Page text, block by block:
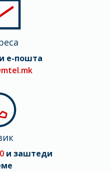
е-пошта
и заштеди